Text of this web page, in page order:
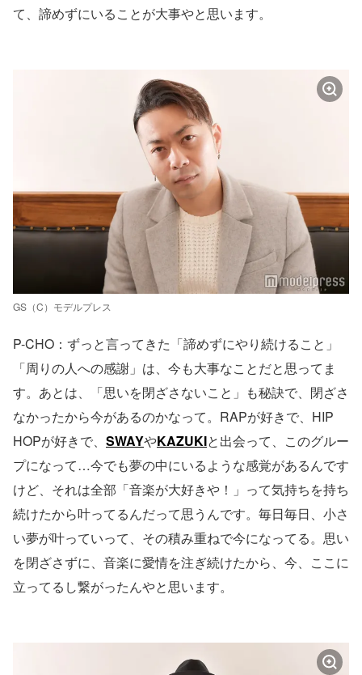
て、諦めずにいることが大事やと思います。
GS（C）モデルプレス
P-CHO：ずっと言ってきた「諦めずにやり続けること」
「周りの人への感謝」は、今も大事なことだと思ってま
す。あとは、「思いを閉ざさないこと」も秘訣で、閉ざさ
なかったから今があるのかなって。RAPが好きで、HIP
HOPが好きで、 SWAYやKAZUKIと出会って、このグルー
プになって…今でも夢の中にいるような感覚があるんです
けど、それは全部「音楽が大好きや！」って気持ちを持ち
続けたから叶ってるんだって思うんです。毎日毎日、小さ
い夢が叶っていって、その積み重ねで今になってる。思い
を閉ざさずに、音楽に愛情を注ぎ続けたから、今、ここに
立ってるし繋がったんやと思います。